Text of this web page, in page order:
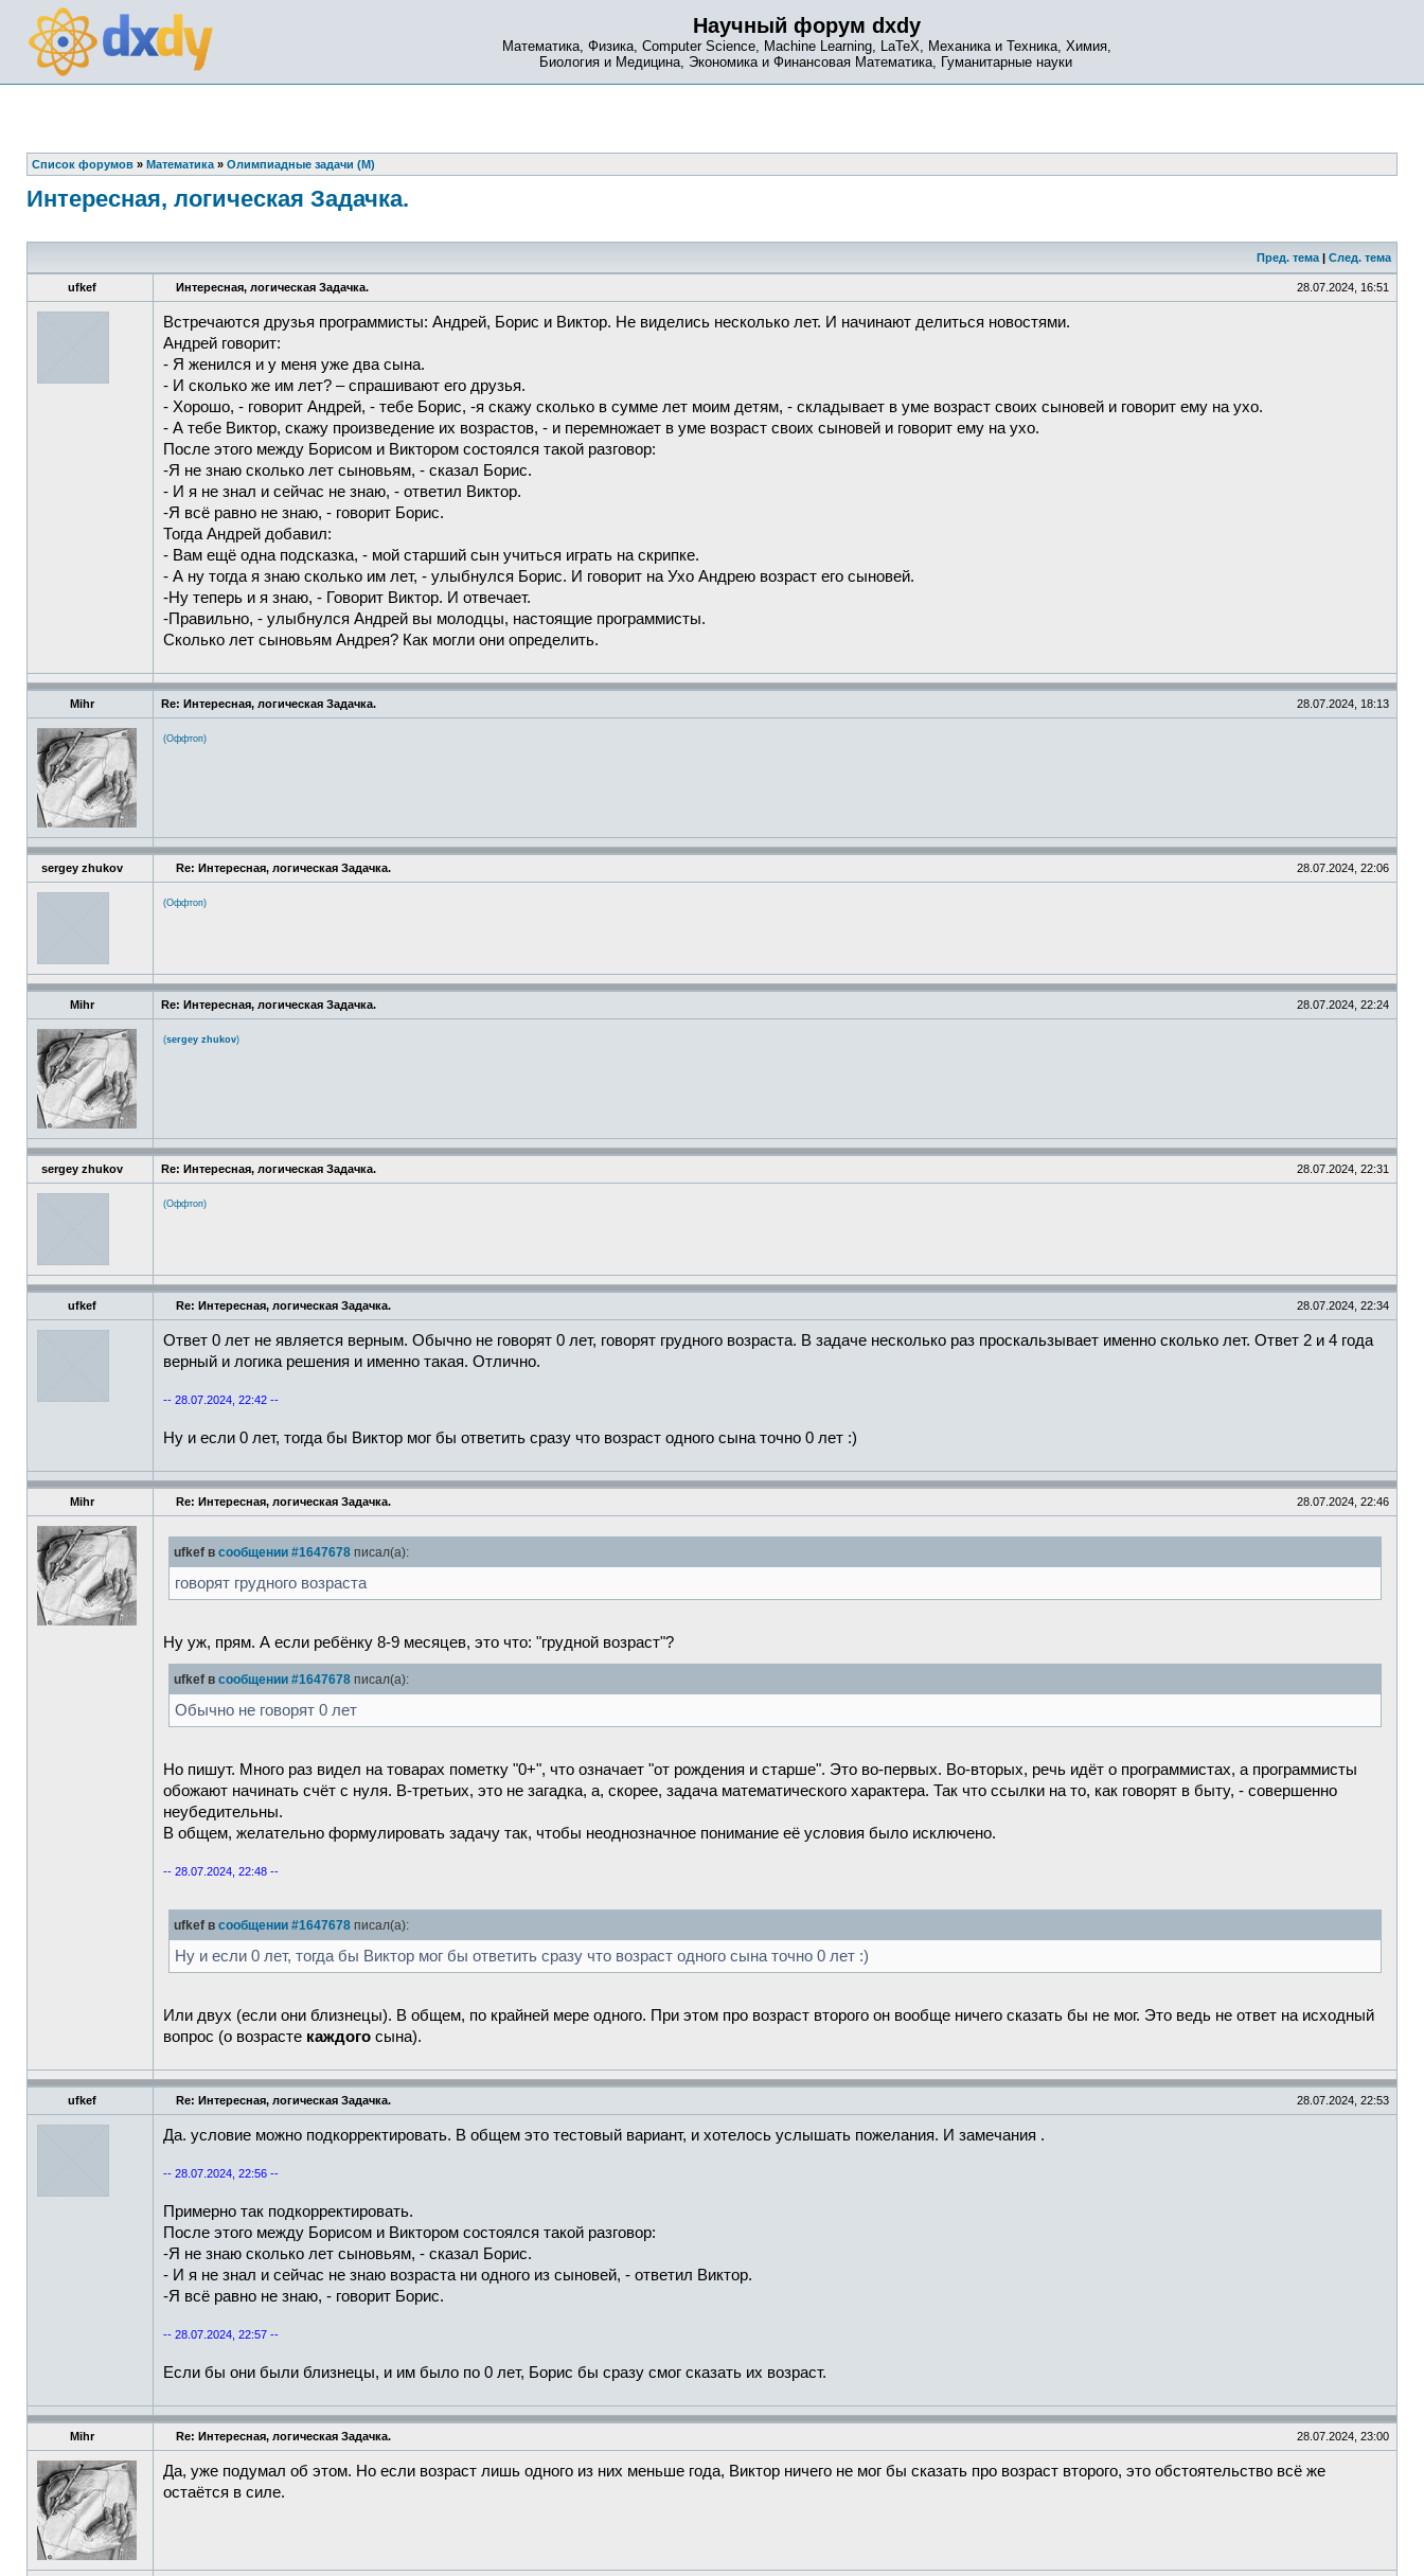
Научный форум dxdy
Математика, Физика, Computer Science, Machine Learning, LaTeX, Механика и Техника, Химия,
Биология и Медицина, Экономика и Финансовая Математика, Гуманитарные науки
Список форумов » Математика » Олимпиадные задачи (М)
Интересная, логическая Задачка.
Пред. тема | След. тема
ufkef Интересная, логическая Задачка. 28.07.2024, 16:51
Встречаются друзья программисты: Андрей, Борис и Виктор. Не виделись несколько лет. И начинают делиться новостями.
Андрей говорит:
- Я женился и у меня уже два сына.
- И сколько же им лет? – спрашивают его друзья.
- Хорошо, - говорит Андрей, - тебе Борис, -я скажу сколько в сумме лет моим детям, - складывает в уме возраст своих сыновей и говорит ему на ухо.
- А тебе Виктор, скажу произведение их возрастов, - и перемножает в уме возраст своих сыновей и говорит ему на ухо.
После этого между Борисом и Виктором состоялся такой разговор:
-Я не знаю сколько лет сыновьям, - сказал Борис.
- И я не знал и сейчас не знаю, - ответил Виктор.
-Я всё равно не знаю, - говорит Борис.
Тогда Андрей добавил:
- Вам ещё одна подсказка, - мой старший сын учиться играть на скрипке.
- А ну тогда я знаю сколько им лет, - улыбнулся Борис. И говорит на Ухо Андрею возраст его сыновей.
-Ну теперь и я знаю, - Говорит Виктор. И отвечает.
-Правильно, - улыбнулся Андрей вы молодцы, настоящие программисты.
Сколько лет сыновьям Андрея? Как могли они определить.
Mihr Re: Интересная, логическая Задачка. 28.07.2024, 18:13
(Оффтоп)
sergey zhukov Re: Интересная, логическая Задачка. 28.07.2024, 22:06
(Оффтоп)
Mihr Re: Интересная, логическая Задачка. 28.07.2024, 22:24
(sergey zhukov)
sergey zhukov Re: Интересная, логическая Задачка. 28.07.2024, 22:31
(Оффтоп)
ufkef Re: Интересная, логическая Задачка. 28.07.2024, 22:34
Ответ 0 лет не является верным. Обычно не говорят 0 лет, говорят грудного возраста. В задаче несколько раз проскальзывает именно сколько лет. Ответ 2 и 4 года
верный и логика решения и именно такая. Отлично.
-- 28.07.2024, 22:42 --
Ну и если 0 лет, тогда бы Виктор мог бы ответить сразу что возраст одного сына точно 0 лет :)
Mihr Re: Интересная, логическая Задачка. 28.07.2024, 22:46
ufkef в сообщении #1647678 писал(а):
говорят грудного возраста
Ну уж, прям. А если ребёнку 8-9 месяцев, это что: "грудной возраст"?
ufkef в сообщении #1647678 писал(а):
Обычно не говорят 0 лет
Но пишут. Много раз видел на товарах пометку "0+", что означает "от рождения и старше". Это во-первых. Во-вторых, речь идёт о программистах, а программисты
обожают начинать счёт с нуля. В-третьих, это не загадка, а, скорее, задача математического характера. Так что ссылки на то, как говорят в быту, - совершенно
неубедительны.
В общем, желательно формулировать задачу так, чтобы неоднозначное понимание её условия было исключено.
-- 28.07.2024, 22:48 --
ufkef в сообщении #1647678 писал(а):
Ну и если 0 лет, тогда бы Виктор мог бы ответить сразу что возраст одного сына точно 0 лет :)
Или двух (если они близнецы). В общем, по крайней мере одного. При этом про возраст второго он вообще ничего сказать бы не мог. Это ведь не ответ на исходный
вопрос (о возрасте каждого сына).
ufkef Re: Интересная, логическая Задачка. 28.07.2024, 22:53
Да. условие можно подкорректировать. В общем это тестовый вариант, и хотелось услышать пожелания. И замечания .
-- 28.07.2024, 22:56 --
Примерно так подкорректировать.
После этого между Борисом и Виктором состоялся такой разговор:
-Я не знаю сколько лет сыновьям, - сказал Борис.
- И я не знал и сейчас не знаю возраста ни одного из сыновей, - ответил Виктор.
-Я всё равно не знаю, - говорит Борис.
-- 28.07.2024, 22:57 --
Если бы они были близнецы, и им было по 0 лет, Борис бы сразу смог сказать их возраст.
Mihr Re: Интересная, логическая Задачка. 28.07.2024, 23:00
Да, уже подумал об этом. Но если возраст лишь одного из них меньше года, Виктор ничего не мог бы сказать про возраст второго, это обстоятельство всё же
остаётся в силе.